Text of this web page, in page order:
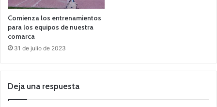
Comienza los entrenamientos
para los equipos de nuestra
comarca
31 de julio de 2023
Deja una respuesta